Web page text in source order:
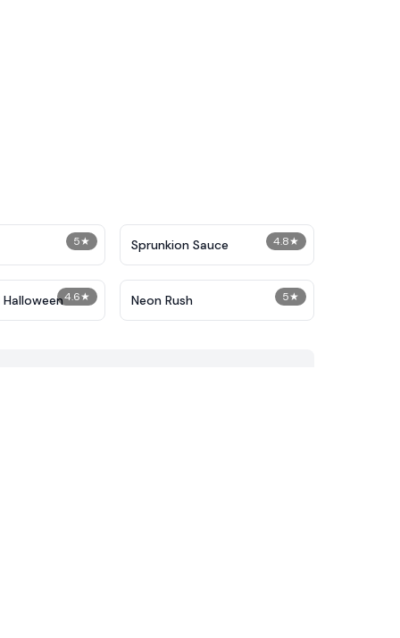
5★ 4.8★
Sprunkion Sauce
4.6★ 5★
Neon Rush